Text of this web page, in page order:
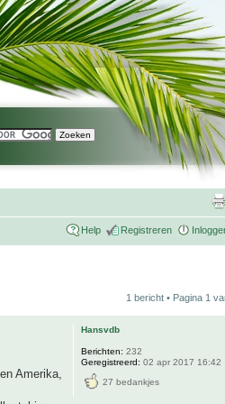
Help Registreren
1 bericht • Pagina 1
Amerika,
Hansvdb
Berichten: 232
Geregistreerd: 02 apr 2017 16:42
27 bedankjes